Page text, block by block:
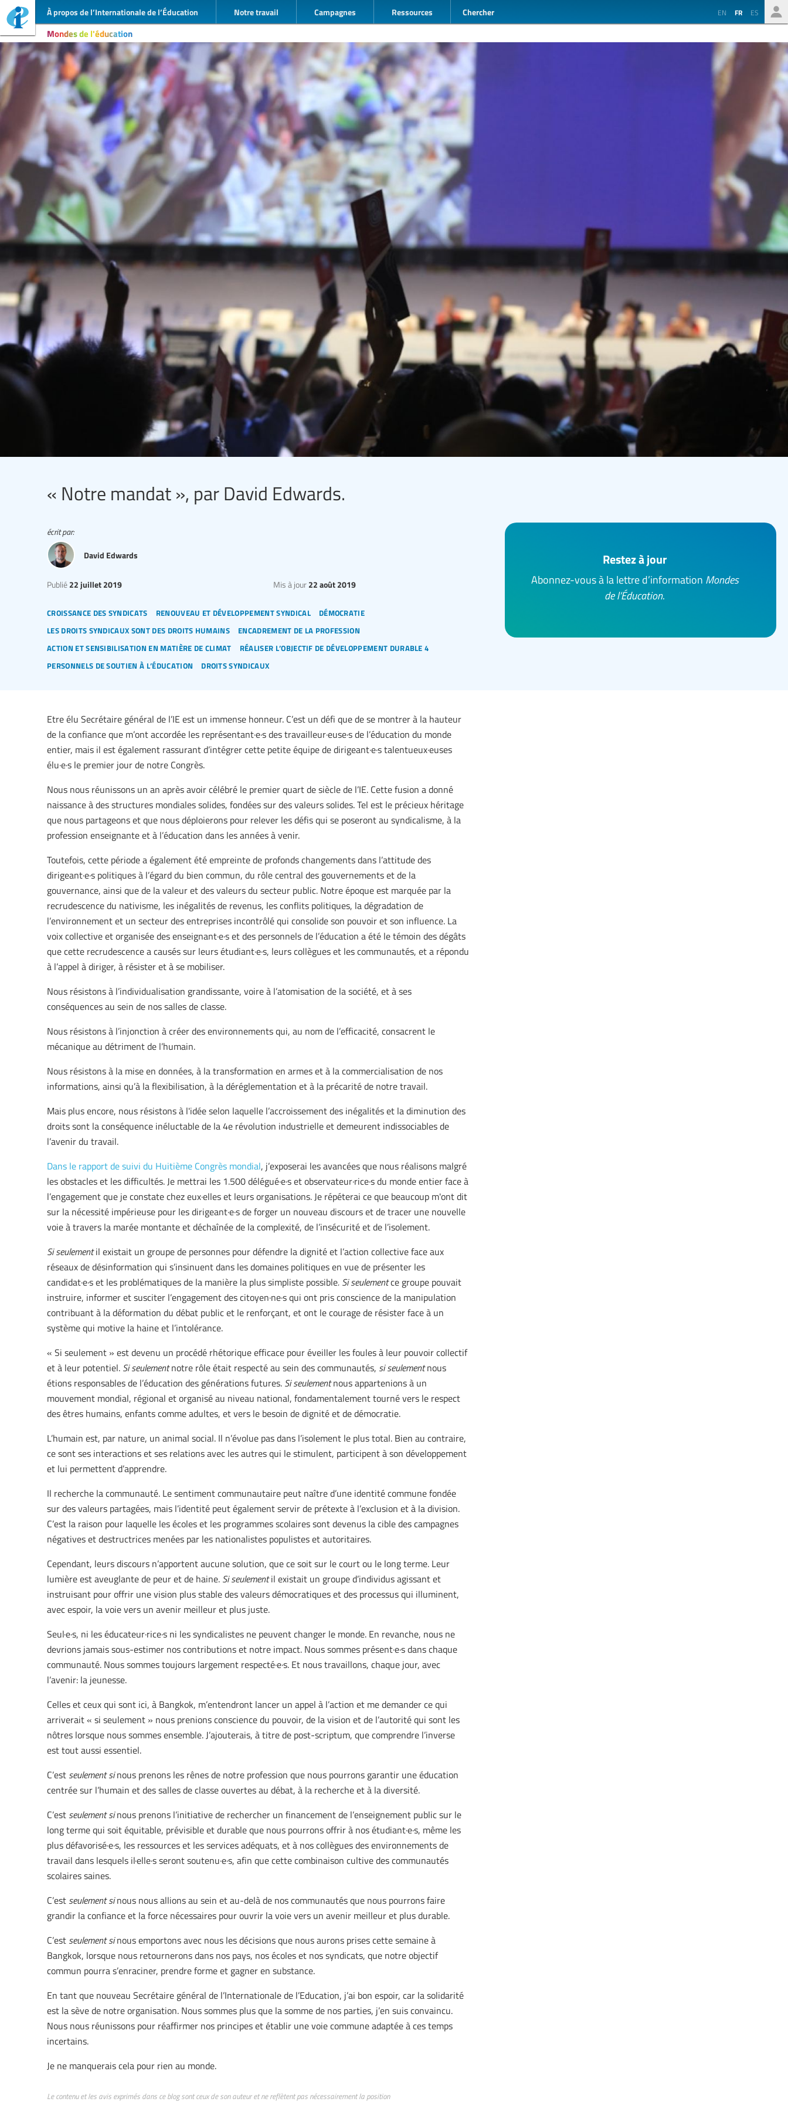
À propos de l’Internationale de l’Éducation Notre travail Campagnes Ressources Chercher EN FR ES
Mondes de l'éducation
« Notre mandat », par David Edwards.
croissance des syndicats renouveau et développement syndical démocratie
les droits syndicaux sont des droits humains encadrement de la profession
action et sensibilisation en matière de climat réaliser l’objectif de développement durable 4
personnels de soutien à l’éducation droits syndicaux
Publié 22 juillet 2019 Mis à jour22 août 2019
écrit par:
David Edwards Restez à jour
Abonnez-vous à la lettre d’information Mondes
de l’Éducation.
Etre élu Secrétaire général de l’IE est un immense honneur. C’est un défi que de se montrer à la hauteur
de la confiance que m’ont accordée les représentant·e·s des travailleur·euse·s de l’éducation du monde
entier, mais il est également rassurant d’intégrer cette petite équipe de dirigeant·e·s talentueux·euses
élu·e·s le premier jour de notre Congrès.
Nous nous réunissons un an après avoir célébré le premier quart de siècle de l’IE. Cette fusion a donné
naissance à des structures mondiales solides, fondées sur des valeurs solides. Tel est le précieux héritage
que nous partageons et que nous déploierons pour relever les défis qui se poseront au syndicalisme, à la
profession enseignante et à l’éducation dans les années à venir.
Toutefois, cette période a également été empreinte de profonds changements dans l’attitude des
dirigeant·e·s politiques à l’égard du bien commun, du rôle central des gouvernements et de la
gouvernance, ainsi que de la valeur et des valeurs du secteur public. Notre époque est marquée par la
recrudescence du nativisme, les inégalités de revenus, les conflits politiques, la dégradation de
l’environnement et un secteur des entreprises incontrôlé qui consolide son pouvoir et son influence. La
voix collective et organisée des enseignant·e·s et des personnels de l’éducation a été le témoin des dégâts
que cette recrudescence a causés sur leurs étudiant·e·s, leurs collègues et les communautés, et a répondu
à l’appel à diriger, à résister et à se mobiliser.
Nous résistons à l’individualisation grandissante, voire à l’atomisation de la société, et à ses
conséquences au sein de nos salles de classe.
Nous résistons à l’injonction à créer des environnements qui, au nom de l’efficacité, consacrent le
mécanique au détriment de l’humain.
Nous résistons à la mise en données, à la transformation en armes et à la commercialisation de nos
informations, ainsi qu’à la flexibilisation, à la déréglementation et à la précarité de notre travail.
Mais plus encore, nous résistons à l'idée selon laquelle l’accroissement des inégalités et la diminution des
droits sont la conséquence inéluctable de la 4e révolution industrielle et demeurent indissociables de
l’avenir du travail.
Dans le rapport de suivi du Huitième Congrès mondial, j’exposerai les avancées que nous réalisons malgré
les obstacles et les difficultés. Je mettrai les 1.500 délégué·e·s et observateur·rice·s du monde entier face à
l’engagement que je constate chez eux·elles et leurs organisations. Je répéterai ce que beaucoup m'ont dit
sur la nécessité impérieuse pour les dirigeant·e·s de forger un nouveau discours et de tracer une nouvelle
voie à travers la marée montante et déchaînée de la complexité, de l’insécurité et de l’isolement.
Si seulementil existait un groupe de personnes pour défendre la dignité et l’action collective face aux
réseaux de désinformation qui s’insinuent dans les domaines politiques en vue de présenter les
candidat·e·s et les problématiques de la manière la plus simpliste possible. Si seulementce groupe pouvait
instruire, informer et susciter l’engagement des citoyen·ne·s qui ont pris conscience de la manipulation
contribuant à la déformation du débat public et le renforçant, et ont le courage de résister face à un
système qui motive la haine et l’intolérance.
« Si seulement » est devenu un procédé rhétorique efficace pour éveiller les foules à leur pouvoir collectif
et à leur potentiel. Si seulementnotre rôle était respecté au sein des communautés, si seulementnous
étions responsables de l’éducation des générations futures. Si seulementnous appartenions à un
mouvement mondial, régional et organisé au niveau national, fondamentalement tourné vers le respect
des êtres humains, enfants comme adultes, et vers le besoin de dignité et de démocratie.
L’humain est, par nature, un animal social. Il n’évolue pas dans l’isolement le plus total. Bien au contraire,
ce sont ses interactions et ses relations avec les autres qui le stimulent, participent à son développement
et lui permettent d’apprendre.
Il recherche la communauté. Le sentiment communautaire peut naître d’une identité commune fondée
sur des valeurs partagées, mais l’identité peut également servir de prétexte à l’exclusion et à la division.
C’est la raison pour laquelle les écoles et les programmes scolaires sont devenus la cible des campagnes
négatives et destructrices menées par les nationalistes populistes et autoritaires.
Cependant, leurs discours n’apportent aucune solution, que ce soit sur le court ou le long terme. Leur
lumière est aveuglante de peur et de haine. Si seulementil existait un groupe d’individus agissant et
instruisant pour offrir une vision plus stable des valeurs démocratiques et des processus qui illuminent,
avec espoir, la voie vers un avenir meilleur et plus juste.
Seul·e·s, ni les éducateur·rice·s ni les syndicalistes ne peuvent changer le monde. En revanche, nous ne
devrions jamais sous-estimer nos contributions et notre impact. Nous sommes présent·e·s dans chaque
communauté. Nous sommes toujours largement respecté·e·s. Et nous travaillons, chaque jour, avec
l’avenir: la jeunesse.
Celles et ceux qui sont ici, à Bangkok, m’entendront lancer un appel à l’action et me demander ce qui
arriverait « si seulement » nous prenions conscience du pouvoir, de la vision et de l’autorité qui sont les
nôtres lorsque nous sommes ensemble. J’ajouterais, à titre de post-scriptum, que comprendre l’inverse
est tout aussi essentiel.
C’est seulement sinous prenons les rênes de notre profession que nous pourrons garantir une éducation
centrée sur l’humain et des salles de classe ouvertes au débat, à la recherche et à la diversité.
C’est seulement sinous prenons l’initiative de rechercher un financement de l’enseignement public sur le
long terme qui soit équitable, prévisible et durable que nous pourrons offrir à nos étudiant·e·s, même les
plus défavorisé·e·s, les ressources et les services adéquats, et à nos collègues des environnements de
travail dans lesquels il·elle·s seront soutenu·e·s, afin que cette combinaison cultive des communautés
scolaires saines.
C’est seulement sinous nous allions au sein et au-delà de nos communautés que nous pourrons faire
grandir la confiance et la force nécessaires pour ouvrir la voie vers un avenir meilleur et plus durable.
C’est seulement sinous emportons avec nous les décisions que nous aurons prises cette semaine à
Bangkok, lorsque nous retournerons dans nos pays, nos écoles et nos syndicats, que notre objectif
commun pourra s’enraciner, prendre forme et gagner en substance.
En tant que nouveau Secrétaire général de l’Internationale de l’Education, j’ai bon espoir, car la solidarité
est la sève de notre organisation. Nous sommes plus que la somme de nos parties, j’en suis convaincu.
Nous nous réunissons pour réaffirmer nos principes et établir une voie commune adaptée à ces temps
incertains.
Je ne manquerais cela pour rien au monde.
Le contenu et les avis exprimés dans ce blog sont ceux de son auteur et ne reflètent pas nécessairement la position